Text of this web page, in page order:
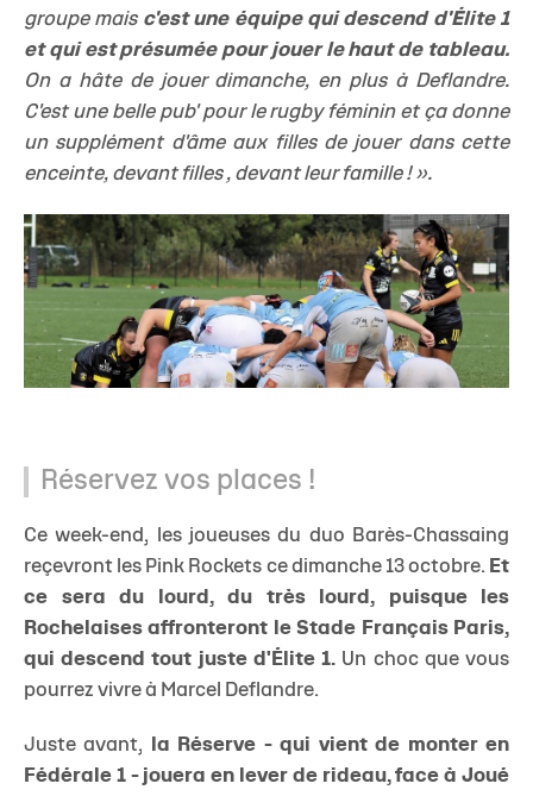
groupe mais c'est une équipe qui descend d'Élite 1
et qui est présumée pour jouer le haut de tableau.
On a hâte de jouer dimanche, en plus à Deflandre.
C'est une belle pub' pour le rugby féminin et ça donne
un supplément d'âme aux filles de jouer dans cette
enceinte, devant filles , devant leur famille ! ».
Réservez vos places !
Ce week-end, les joueuses du duo Barès-Chassaing
reçevront les Pink Rockets ce dimanche 13 octobre. Et
ce sera du lourd, du très lourd, puisque les
Rochelaises affronteront le Stade Français Paris,
qui descend tout juste d'Élite 1. Un choc que vous
pourrez vivre à Marcel Deflandre.
Juste avant,
la Réserve - qui vient de monter en
Fédérale 1 - jouera en lever de rideau, face à Joué